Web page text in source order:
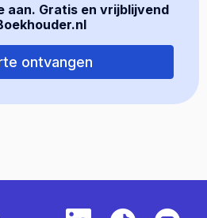
aan. Gratis en vrijblijvend
ontvangen